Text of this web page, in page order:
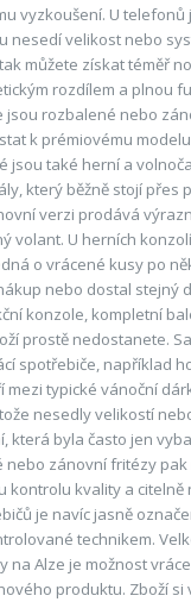
vyzkoušení. U telefonů
nesedí velikost nebo
můžete získat téměř
rozdílem a plnou
jsou rozbalené nebo
k prémiovému
jsou také herní a
který běžně stojí přes
verzi prodává
volant. U herních
o vrácené kusy po
nebo dostal stejný
konzole, kompletní
prostě nedostanete.
spotřebiče, například
mezi typické vánoční
nesedly velikostí
která byla často jen
nebo zánovní fritézy pak
kontrolu kvality a citelně
je navíc jasně
technikem.
na Alze je možnost
produktu. Zboží si